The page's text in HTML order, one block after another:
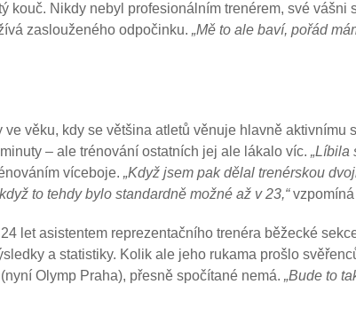
kouč. Nikdy nebyl profesionálním trenérem, své vášni
zaslouženého odpočinku. „Mě to ale baví, pořád
věku, kdy se většina atletů věnuje hlavně aktivnímu
– ale trénování ostatních jej ale lákalo víc. „Líbila
víceboje. „Když jsem pak dělal trenérskou
to tehdy bylo standardně možné až v 23,“vzpomíná
let asistentem reprezentačního trenéra běžecké
a statistiky. Kolik ale jeho rukama prošlo
Olymp Praha), přesně spočítané nemá. „Bude to